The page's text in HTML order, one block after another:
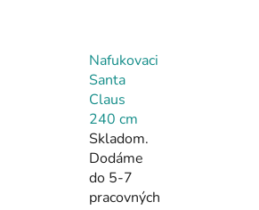
Nafukovaci
Santa
Claus
240 cm
Skladom.
Dodáme
do 5-7
pracovných